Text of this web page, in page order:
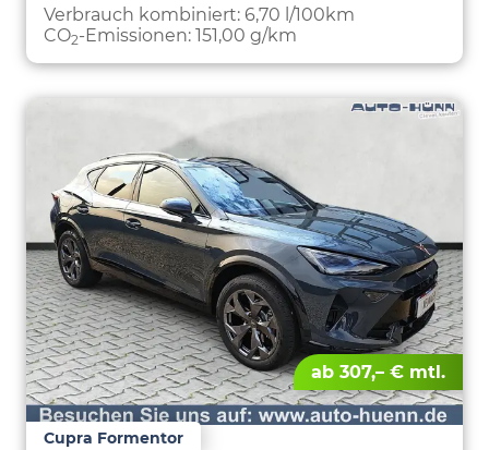
Verbrauch kombiniert: 6,70 l/100km
CO2-Emissionen: 151,00 g/km
ab 307,– € mtl.
Cupra Formentor